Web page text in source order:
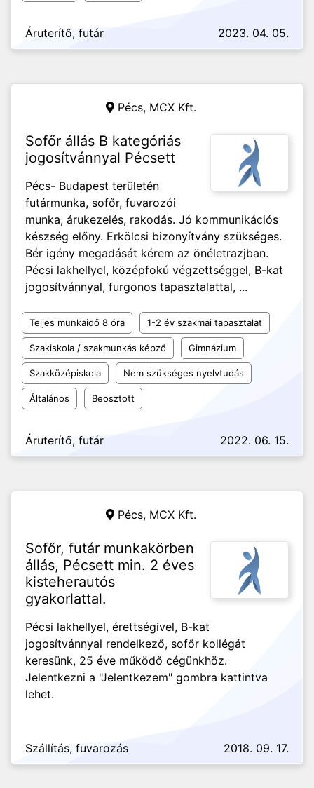
Áruterítő, futár 2023. 04. 05.
Pécs, MCX Kft.
Sofőr állás B kategóriás
jogosítvánnyal Pécsett
Pécs- Budapest területén
futármunka, sofőr, fuvarozói
munka, árukezelés, rakodás. Jó kommunikációs
készség előny. Erkölcsi bizonyítvány szükséges.
Bér igény megadását kérem az önéletrazjban.
Pécsi lakhellyel, középfokú végzettséggel, B-kat
jogosítvánnyal, furgonos tapasztalattal, ...
Teljes munkaidő 8 óra 1-2 év szakmai tapasztalat
Szakiskola / szakmunkás képző Gimnázium
Szakközépiskola Nem szükséges nyelvtudás
Általános Beosztott
Áruterítő, futár 2022. 06. 15.
Pécs, MCX Kft.
Sofőr, futár munkakörben
állás, Pécsett min. 2 éves
kisteherautós
gyakorlattal.
Pécsi lakhellyel, érettségivel, B-kat
jogosítvánnyal rendelkező, sofőr kollégát
keresünk, 25 éve működő cégünkhöz.
Jelentkezni a "Jelentkezem" gombra kattintva
lehet.
Szállítás, fuvarozás 2018. 09. 17.